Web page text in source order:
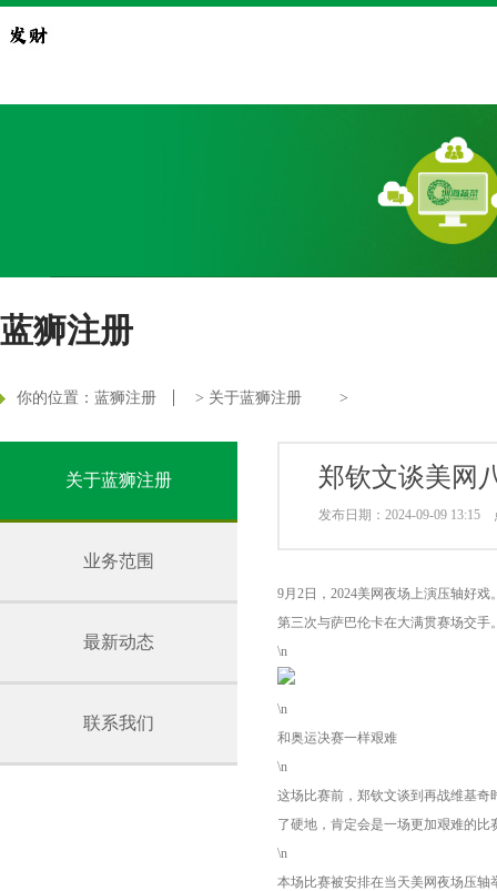
蓝狮注册
你的位置： 蓝狮注册 > 关于蓝狮注册 >
关于蓝狮注册
业务范围
最新动态
联系我们
郑钦文谈美网
发布日期：2024-09-09 13:15
9月2日，2024美网夜场上演压轴好
第三次与萨巴伦卡在大满贯赛场交
\n
\n
和奥运决赛一样艰难
\n
这场比赛前，郑钦文谈到再战维基
了硬地，肯定会是一场更加艰难的比
\n
本场比赛被安排在当天美网夜场压